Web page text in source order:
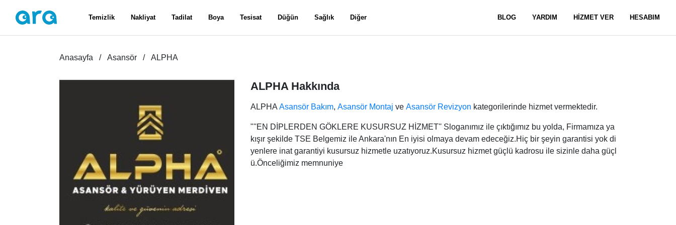
Temizlik Nakliyat Tadilat Boya Tesisat Düğün Sağlık Diğer BLOG YARDIM HİZMET VER HESABIM
Anasayfa Asansör ALPHA
ALPHA Hakkında
ALPHA Asansör Bakım, Asansör Montaj ve Asansör Revizyon kategorilerinde hizmet vermektedir.
"''EN DİPLERDEN GÖKLERE KUSURSUZ HİZMET'' Sloganımız ile çıktığımız bu yolda, Firmamıza ya
kışır şekilde TSE Belgemiz ile Ankara'nın En iyisi olmaya devam edeceğiz.Hiç bir şeyin garantisi yok di
yenlere inat garantiyi kusursuz hizmetle uzatıyoruz.Kusursuz hizmet güçlü kadrosu ile sizinle daha güçl
ü.Önceliğimiz memnuniye